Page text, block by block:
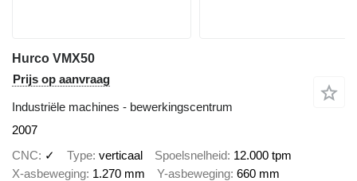
Hurco VMX50
Prijs op aanvraag
Industriële machines - bewerkingscentrum
2007
CNC
✓ Type verticaal Spoelsnelheid 12.000 tpm
X-asbeweging 1.270 mm Y-asbeweging 660 mm